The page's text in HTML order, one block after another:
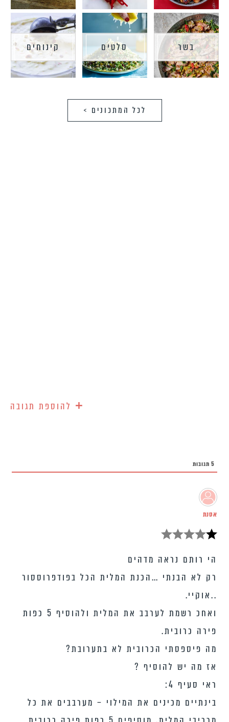
בשר סלטים קינוחים
לכל המתכונים >
+ להוספת תגובה
5 תגובות
אסנת
הי רותם נראה מדהים
רק לא הבנתי …הכנת המלית הכל בפודפרוססור
..אוקיי.
ואחכ רשמת לערבב את המלית ולהוסיף 5 כפות
פירה כרובית.
מה פיספסתי הכרובית לא בתערובת?
אז מה יש להוסיף ?
ראי סעיף 4:
בינתיים מכינים את המילוי – מערבבים את כל